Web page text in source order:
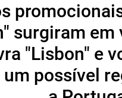
surgiram
"Lisbon" e
possível